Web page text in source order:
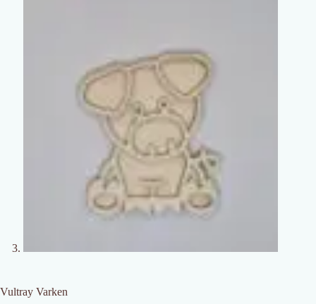
Vultray Varken